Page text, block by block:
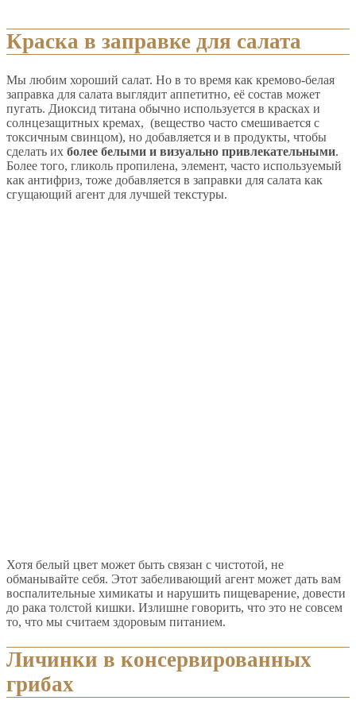
Краска в заправке для салата
Мы любим хороший салат. Но в то время как кремово-белая
заправка для салата выглядит аппетитно, её состав может
пугать. Диоксид титана обычно используется в красках и
солнцезащитных кремах, (вещество часто смешивается с
токсичным свинцом), но добавляется и в продукты, чтобы
сделать их более белыми и визуально привлекательными.
Более того, гликоль пропилена, элемент, часто используемый
как антифриз, тоже добавляется в заправки для салата как
сгущающий агент для лучшей текстуры.
Хотя белый цвет может быть связан с чистотой, не
обманывайте себя. Этот забеливающий агент может дать вам
воспалительные химикаты и нарушить пищеварение, довести
до рака толстой кишки. Излишне говорить, что это не совсем
то, что мы считаем здоровым питанием.
Личинки в консервированных
грибах